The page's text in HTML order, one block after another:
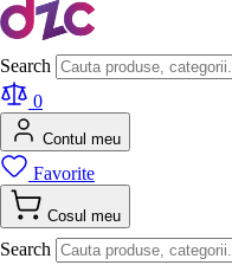
Search
0
Contul meu
Favorite
Cosul meu
Search